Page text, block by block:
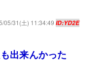
05/31(土) 11:34:49 ID:YD2E
出来んかった